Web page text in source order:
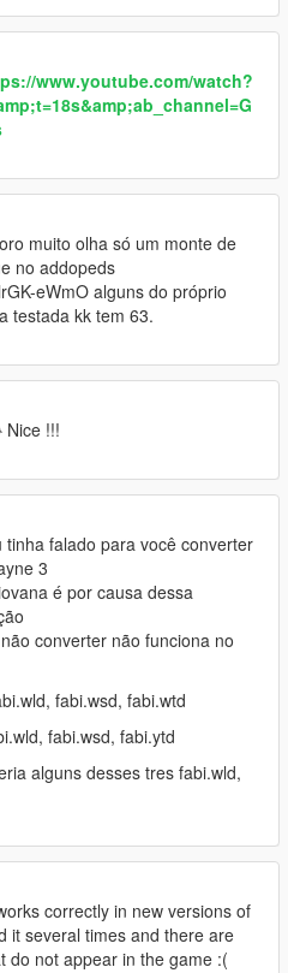
www.youtube.com/watch?
muito olha só um monte de
no addopeds
eWmO alguns do próprio
testada kk tem 63.
!!!
tinha falado para você converter
3
é por causa dessa
converter não funciona no
fabi.wsd, fabi.wtd
fabi.wsd, fabi.ytd
alguns desses tres fabi.wld,
correctly in new versions of
it several times and there are
do not appear in the game :(